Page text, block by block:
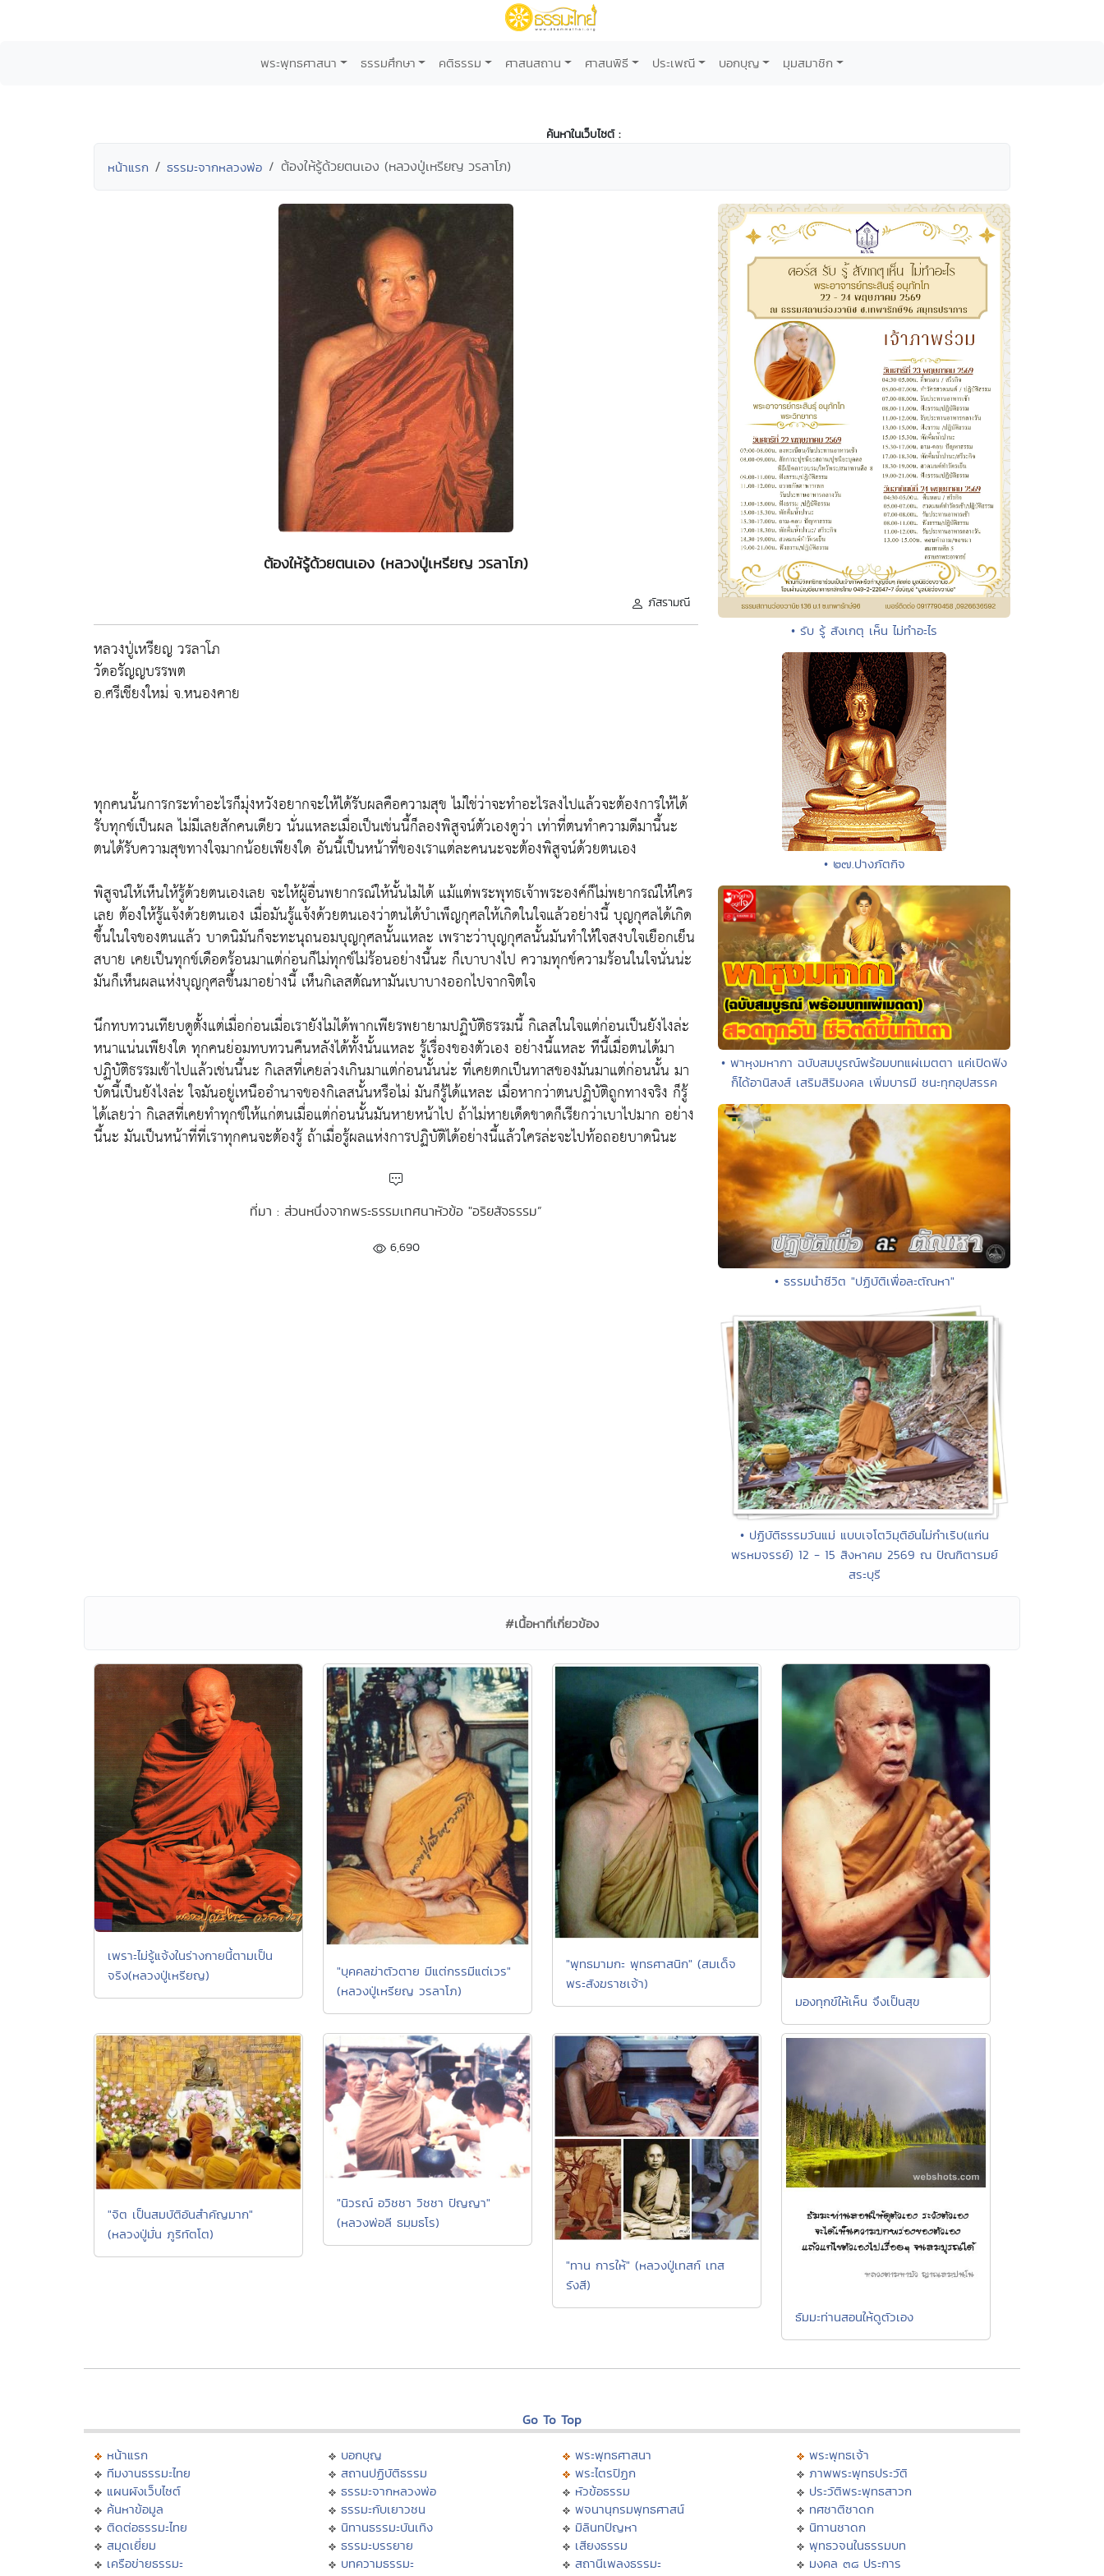
พระพุทธศาสนา ธรรมศึกษา คติธรรม ศาสนสถาน ศาสนพิธี ประเพณี บอกบุญ มุมสมาชิก
ค้นหาในเว็บไซต์ :
หน้าแรก ธรรมะจากหลวงพ่อ ต้องให้รู้ด้วยตนเอง (หลวงปู่เหรียญ วรลาโภ)
ต้องให้รู้ด้วยตนเอง (หลวงปู่เหรียญ วรลาโภ)
ภัสรามณี
หลวงปู่เหรียญ วรลาโภ
วัดอรัญญบรรพต
อ.ศรีเชียงใหม่ จ.หนองคาย
ทุกคนนั้นการกระทำอะไรก็มุ่งหวังอยากจะให้ได้รับผลคือความสุข ไม่ใช่ว่าจะทำอะไรลงไปแล้วจะต้องการให้ได้
รับทุกข์เป็นผล ไม่มีเลยสักคนเดียว นั่นแหละเมื่อเป็นเช่นนี้ก็ลองพิสูจน์ตัวเองดูว่า เท่าที่ตนทำความดีมานี้นะ
ตนได้รับความสุขทางใจมากน้อยเพียงใด อันนี้เป็นหน้าที่ของเราแต่ละคนนะจะต้องพิสูจน์ด้วยตนเอง
พิสูจน์ให้เห็นให้รู้ด้วยตนเองเลย จะให้ผู้อื่นพยากรณ์ให้นั้นไม่ได้ แม้แต่พระพุทธเจ้าพระองค์ก็ไม่พยากรณ์ให้ใคร
เลย ต้องให้รู้แจ้งด้วยตนเอง เมื่อมันรู้แจ้งด้วยตนเองว่าตนได้บำเพ็ญกุศลให้เกิดในใจแล้วอย่างนี้ บุญกุศลได้เกิด
ขึ้นในใจของตนแล้ว บาดนิมันก็จะทะนุถนอมบุญกุศลนั้นแหละ เพราะว่าบุญกุศลนั้นมันทำให้ใจสงบใจเยือกเย็น
สบาย เคยเป็นทุกข์เดือดร้อนมาแต่ก่อนก็ไม่ทุกข์ไม่ร้อนอย่างนี้นะ ก็เบาบางไป ความทุกข์ความร้อนในใจนั่นน่ะ
มันก็เห็นผลแห่งบุญกุศลขึ้นมาอย่างนี้ เห็นกิเลสตัณหามันเบาบางออกไปจากจิตใจ
นึกทบทวนเทียบดูตั้งแต่เมื่อก่อนเมื่อเรายังไม่ได้พากเพียรพยายามปฏิบัติธรรมนี้ กิเลสในใจแต่ก่อนเป็นยังไงล่ะ
หนาแน่นเพียงใด ทุกคนย่อมทบทวนคืนหลังได้ทั้งนั้นแหละ รู้เรื่องของตัวเอง อย่างนี้แหละ ทีนี้เมื่อตนได้มา
ปฏิบัติธรรมเข้าไปแล้วเช่นนี้นะ กิเลสที่เคยล่วงเกินมาแต่ก่อนนั้นน่ะ ที่เคยตกเป็นทาสของมันมาแต่ก่อนนั้น มา
บัดนี้เป็นยังไงล่ะ ใจมันอยู่เหนืออำนาจของกิเลสนั้นหรือไม่ มันก็รู้ได้แหละ เมื่อหากว่าตนปฏิบัติถูกทางจริง ก็รู้
ได้เลยว่า กิเลสที่เคยทำทุกข์ให้แก่ตนเมื่อแต่ก่อนนั้นมันหายหน้าไป ถ้าไม่หายเด็ดขาดก็เรียกว่าเบาไปมาก อย่าง
นี้นะ มันเป็นหน้าที่ที่เราทุกคนจะต้องรู้ ถ้าเมื่อรู้ผลแห่งการปฏิบัติได้อย่างนี้แล้วใครล่ะจะไปท้อถอยบาดนินะ
ที่มา : ส่วนหนึ่งจากพระธรรมเทศนาหัวข้อ "อริยสัจธรรม”
6,690
• รับ รู้ สังเกตุ เห็น ไม่ทำอะไร
• ๒๗.ปางภัตกิจ
• พาหุงมหากา ฉบับสมบูรณ์พร้อมบทแผ่เมตตา แค่เปิดฟัง
ก็ได้อานิสงส์ เสริมสิริมงคล เพิ่มบารมี ชนะทุกอุปสรรค
• ธรรมนำชีวิต "ปฏิบัติเพื่อละตัณหา"
• ปฏิบัติธรรมวันแม่ แบบเจโตวิมุติอันไม่กำเริบ(แก่น
พรหมจรรย์) 12 - 15 สิงหาคม 2569 ณ ปัณฑิตารมย์
สระบุรี
#เนื้อหาที่เกี่ยวข้อง
เพราะไม่รู้แจ้งในร่างกายนี้ตามเป็น
จริง(หลวงปู่เหรียญ)
"บุคคลฆ่าตัวตาย มีแต่กรรมีแต่เวร"
(หลวงปู่เหรียญ วรลาโภ)
"พุทธมามกะ พุทธศาสนิก" (สมเด็จ
พระสังฆราชเจ้า)
มองทุกข์ให้เห็น จึงเป็นสุข
"จิต เป็นสมบัติอันสำคัญมาก"
(หลวงปู่มั่น ภูริทัตโต)
"นิวรณ์ อวิชชา วิชชา ปัญญา"
(หลวงพ่อลี ธมฺมธโร)
"ทาน การให้" (หลวงปู่เทสก์ เทส
รังสี)
ธัมมะท่านสอนให้ดูตัวเอง
Go To Top
หน้าแรก
ทีมงานธรรมะไทย
แผนผังเว็บไซต์
ค้นหาข้อมูล
ติดต่อธรรมะไทย
สมุดเยี่ยม
เครือข่ายธรรมะ
บอกบุญ
สถานปฏิบัติธรรม
ธรรมะจากหลวงพ่อ
ธรรมะกับเยาวชน
นิทานธรรมะบันเทิง
ธรรมะบรรยาย
บทความธรรมะ
พระพุทธศาสนา
พระไตรปิฏก
หัวข้อธรรม
พจนานุกรมพุทธศาสน์
มิลินทปัญหา
เสียงธรรม
สถานีเพลงธรรมะ
พระพุทธเจ้า
ภาพพระพุทธประวัติ
ประวัติพระพุทธสาวก
ทศชาติชาดก
นิทานชาดก
พุทธวจนในธรรมบท
มงคล ๓๘ ประการ